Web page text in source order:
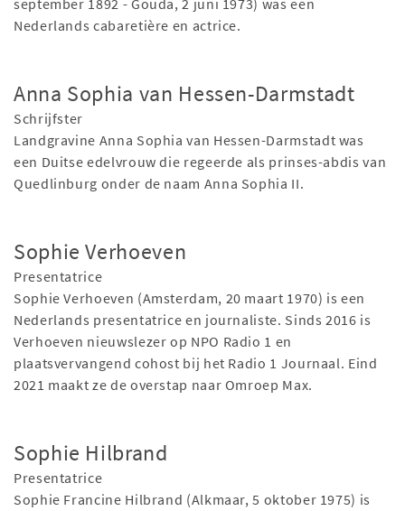
september 1892 - Gouda, 2 juni 1973) was een
Nederlands cabaretière en actrice.
Anna Sophia van Hessen-Darmstadt
Schrijfster
Landgravine Anna Sophia van Hessen-Darmstadt was
een Duitse edelvrouw die regeerde als prinses-abdis van
Quedlinburg onder de naam Anna Sophia II.
Sophie Verhoeven
Presentatrice
Sophie Verhoeven (Amsterdam, 20 maart 1970) is een
Nederlands presentatrice en journaliste. Sinds 2016 is
Verhoeven nieuwslezer op NPO Radio 1 en
plaatsvervangend cohost bij het Radio 1 Journaal. Eind
2021 maakt ze de overstap naar Omroep Max.
Sophie Hilbrand
Presentatrice
Sophie Francine Hilbrand (Alkmaar, 5 oktober 1975) is